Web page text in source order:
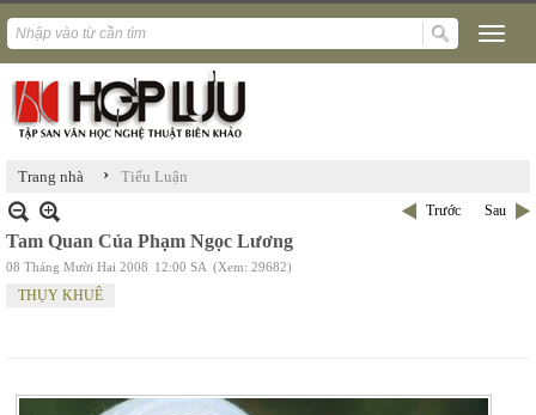
Trang nhà › Tiểu Luận
Trước Sau
Tam Quan Của Phạm Ngọc Lương
08 Tháng Mười Hai 2008 12:00 SA (Xem: 29682)
THỤY KHUÊ